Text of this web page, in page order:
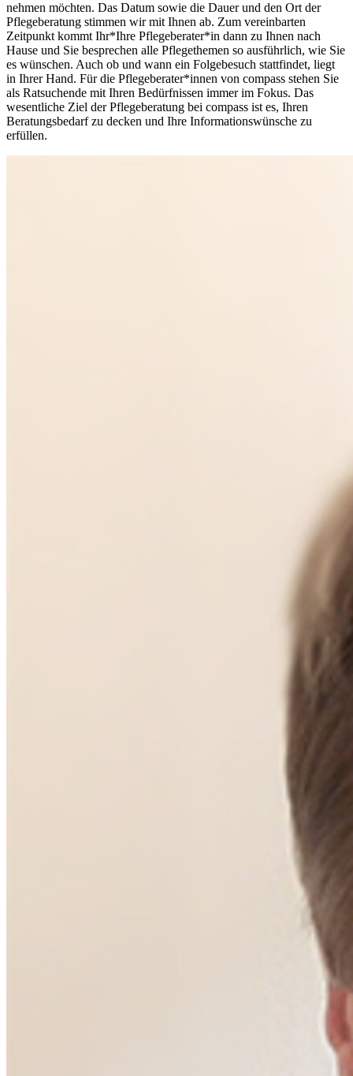
nehmen möchten. Das Datum sowie die Dauer und den Ort der
Pflegeberatung stimmen wir mit Ihnen ab. Zum vereinbarten
Zeitpunkt kommt Ihr*Ihre Pflegeberater*in dann zu Ihnen nach
Hause und Sie besprechen alle Pflegethemen so ausführlich, wie Sie
es wünschen. Auch ob und wann ein Folgebesuch stattfindet, liegt
in Ihrer Hand. Für die Pflegeberater*innen von compass stehen Sie
als Ratsuchende mit Ihren Bedürfnissen immer im Fokus. Das
wesentliche Ziel der Pflegeberatung bei compass ist es, Ihren
Beratungsbedarf zu decken und Ihre Informationswünsche zu
erfüllen.